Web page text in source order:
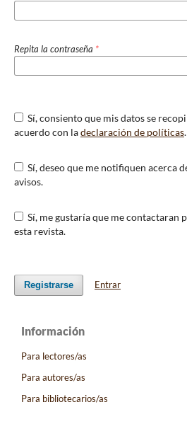
Repita la contraseña *
Sí, consiento que mis datos se recopilen y se almacenen de
acuerdo con ladeclaración de políticas.
Sí, deseo que me notifiquen acerca de nuevas publicaciones y
avisos.
Sí, me gustaría que me contactaran para revisar artículos de
esta revista.
Registrarse Entrar
Información
Para lectores/as
Para autores/as
Para bibliotecarios/as